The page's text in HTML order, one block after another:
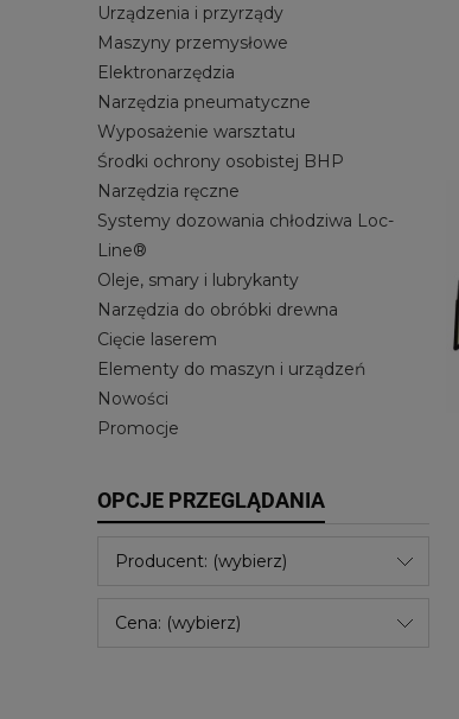
Urządzenia i przyrządy
Maszyny przemysłowe
Elektronarzędzia
Narzędzia pneumatyczne
Wyposażenie warsztatu
Środki ochrony osobistej BHP
Narzędzia ręczne
Systemy dozowania chłodziwa Loc-
Line®
Oleje, smary i lubrykanty
Narzędzia do obróbki drewna
Cięcie laserem
Elementy do maszyn i urządzeń
Nowości
Promocje
OPCJE PRZEGLĄDANIA
Producent: (wybierz)
Cena: (wybierz)